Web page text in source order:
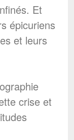
Et
épicuriens
et leurs
crise et